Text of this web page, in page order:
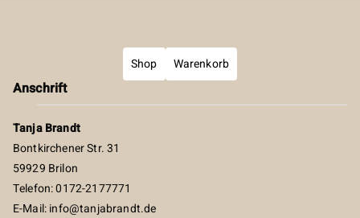
Shop Warenkorb
Anschrift
Tanja Brandt
Bontkirchener Str. 31
59929 Brilon
Telefon: 0172-2177771
E-Mail:info@tanjabrandt.de